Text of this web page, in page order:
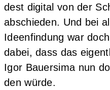
dest digi­tal von der
ab­schie­den. Und bei
Ideen­fin­dung war
dabei, dass das
Igor Bau­er­si­ma nun
den würde.